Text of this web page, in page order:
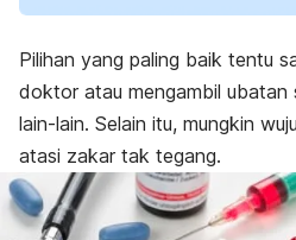
Pilihan yang paling baik tentu
doktor atau mengambil ubatan
lain-lain. Selain itu, mungkin
atasi zakar tak tegang.